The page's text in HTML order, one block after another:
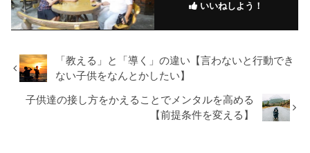
いいねしよう！
「教える」と「導く」の違い【言わないと行動でき
ない子供をなんとかしたい】
子供達の接し方をかえることでメンタルを高める
【前提条件を変える】